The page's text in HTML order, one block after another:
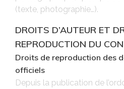
(texte, photographie…).
DROITS D’AUTEUR ET
REPRODUCTION DU
Droits de reproduction des
officiels
Depuis la publication de